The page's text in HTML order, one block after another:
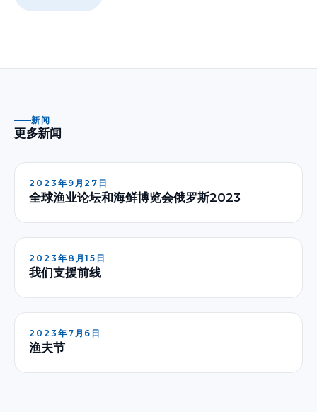
新闻
更多新闻
2023年9月27日
全球渔业论坛和海鲜博览会俄罗斯2023
2023年8月15日
我们支援前线
2023年7月6日
渔夫节